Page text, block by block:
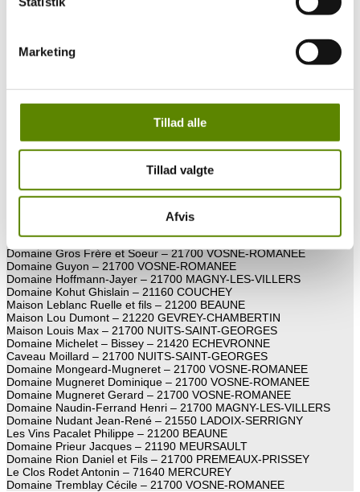
Marketing
Tillad alle
Tillad valgte
Afvis
Domaine Clerget Christian – 21640 VOUGEOT
Domaine Coudray Bizot, Château D. Beaufort – 21200 BEAUNE
Domaine des Perdrix – 71640 MERCUREY
DVP Domaines & Vins de Propriété Bourgogne – 21700 NUITS-
SAINT-GEORGES
Domaine Faiveley – 21700 NUITS-SAINT-GEORGES
Domaine Felettig Gilbert et Christine – 21220 CHAMBOLLE-
Domaine Forey Père et Fils – 21700 VOSNE-ROMANEE
Domaine Gavignet Alain Maurice – 21700 NUITS-SAINT-GEORGES
Domaine Gerbet François – La Maison des Vins – 21700 VOSNE-
Domaine Gros Anne – 21700 VOSNE-ROMANEE
Domaine Gros Frère et Soeur – 21700 VOSNE-ROMANEE
Domaine Guyon – 21700 VOSNE-ROMANEE
Domaine Hoffmann-Jayer – 21700 MAGNY-LES-VILLERS
Domaine Kohut Ghislain – 21160 COUCHEY
Maison Leblanc Ruelle et fils – 21200 BEAUNE
Maison Lou Dumont – 21220 GEVREY-CHAMBERTIN
Maison Louis Max – 21700 NUITS-SAINT-GEORGES
Domaine Michelet – Bissey – 21420 ECHEVRONNE
Caveau Moillard – 21700 NUITS-SAINT-GEORGES
Domaine Mongeard-Mugneret – 21700 VOSNE-ROMANEE
Domaine Mugneret Dominique – 21700 VOSNE-ROMANEE
Domaine Mugneret Gerard – 21700 VOSNE-ROMANEE
Domaine Naudin-Ferrand Henri – 21700 MAGNY-LES-VILLERS
Domaine Nudant Jean-René – 21550 LADOIX-SERRIGNY
Les Vins Pacalet Philippe – 21200 BEAUNE
Domaine Prieur Jacques – 21190 MEURSAULT
Domaine Rion Daniel et Fils – 21700 PREMEAUX-PRISSEY
Le Clos Rodet Antonin – 71640 MERCUREY
Domaine Tremblay Cécile – 21700 VOSNE-ROMANEE